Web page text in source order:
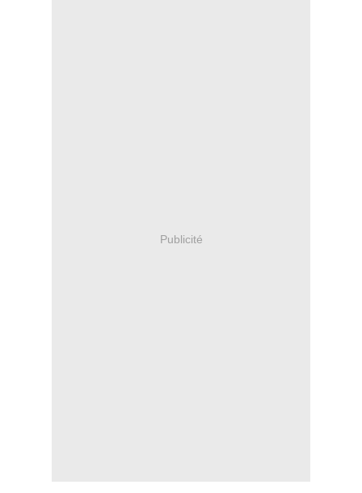
Publicité